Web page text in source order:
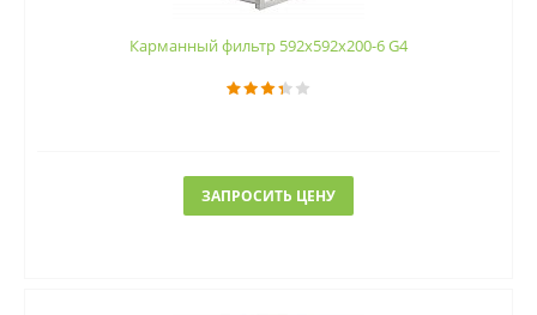
Карманный фильтр 592х592х200-6 G4
ЗАПРОСИТЬ ЦЕНУ